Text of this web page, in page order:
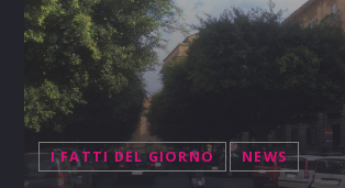
I FATTI DEL GIORNO NEWS